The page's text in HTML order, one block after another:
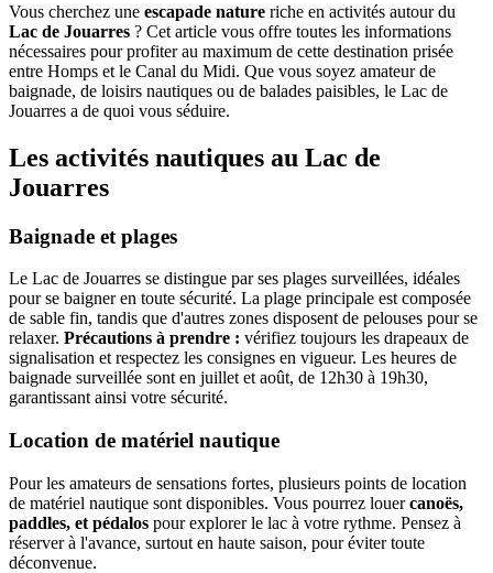
Vous cherchez une escapade nature riche en activités autour du
Lac de Jouarres ? Cet article vous offre toutes les informations
nécessaires pour profiter au maximum de cette destination prisée
entre Homps et le Canal du Midi. Que vous soyez amateur de
baignade, de loisirs nautiques ou de balades paisibles, le Lac de
Jouarres a de quoi vous séduire.
Les activités nautiques au Lac de
Jouarres
Baignade et plages
Le Lac de Jouarres se distingue par ses plages surveillées, idéales
pour se baigner en toute sécurité. La plage principale est composée
de sable fin, tandis que d'autres zones disposent de pelouses pour se
relaxer. Précautions à prendre : vérifiez toujours les drapeaux de
signalisation et respectez les consignes en vigueur. Les heures de
baignade surveillée sont en juillet et août, de 12h30 à 19h30,
garantissant ainsi votre sécurité.
Location de matériel nautique
Pour les amateurs de sensations fortes, plusieurs points de location
de matériel nautique sont disponibles. Vous pourrez louercanoës,
paddles, et pédalos pour explorer le lac à votre rythme. Pensez à
réserver à l'avance, surtout en haute saison, pour éviter toute
déconvenue.